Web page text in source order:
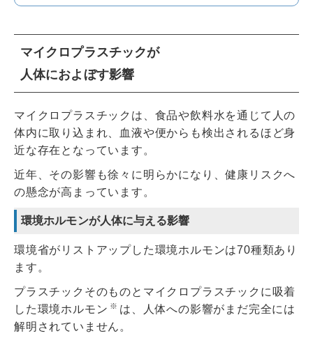
マイクロプラスチックが
人体におよぼす影響
マイクロプラスチックは、食品や飲料水を通じて人の
体内に取り込まれ、血液や便からも検出されるほど身
近な存在となっています。
近年、その影響も徐々に明らかになり、健康リスクへ
の懸念が高まっています。
環境ホルモンが人体に与える影響
環境省がリストアップした環境ホルモンは70種類あり
ます。
プラスチックそのものとマイクロプラスチックに吸着
した環境ホルモン ※ は、人体への影響がまだ完全には
解明されていません。